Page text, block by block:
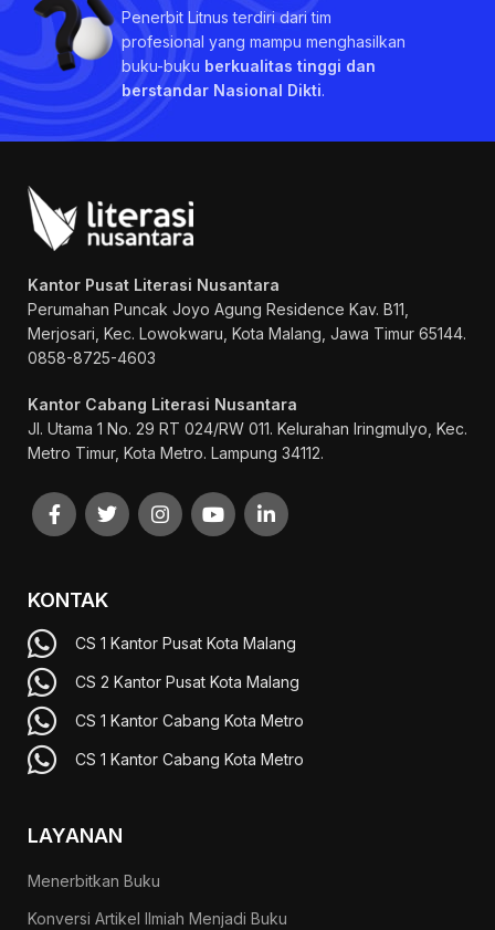
Penerbit Litnus terdiri dari tim
profesional yang mampu menghasilkan
buku-buku berkualitas tinggi dan
berstandar Nasional Dikti.
Kantor Pusat Literasi Nusantara
Perumahan Puncak Joyo Agung Residence Kav. B11,
Merjosari, Kec. Lowokwaru, Kota Malang, Jawa Timur 65144.
0858-8725-4603
Kantor Cabang Literasi Nusantara
Jl. Utama 1 No. 29 RT 024/RW 011. Kelurahan Iringmulyo, Kec.
Metro Timur, Kota Metro. Lampung 34112.
KONTAK
CS 1 Kantor Pusat Kota Malang
CS 2 Kantor Pusat Kota Malang
CS 1 Kantor Cabang Kota Metro
CS 1 Kantor Cabang Kota Metro
LAYANAN
Menerbitkan Buku
Konversi Artikel Ilmiah Menjadi Buku